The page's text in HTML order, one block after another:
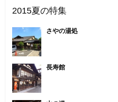
2015夏の特集
さやの湯処
長寿館